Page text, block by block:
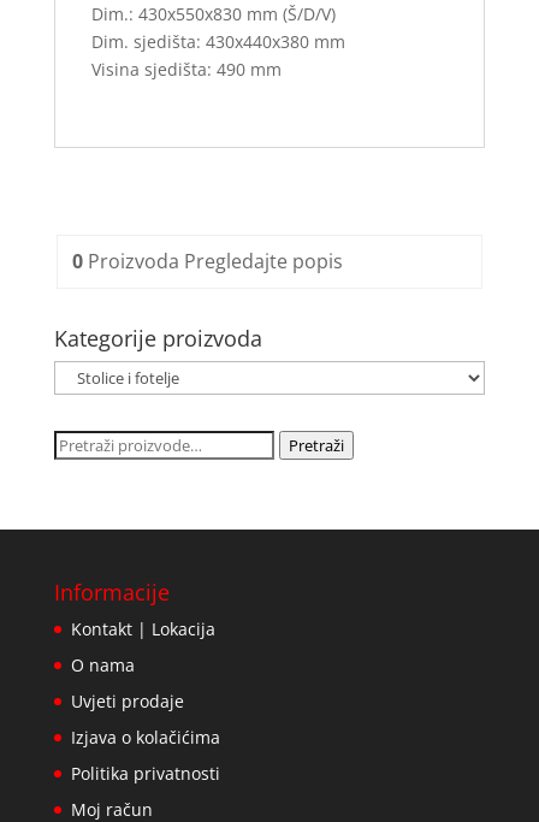
Dim.: 430x550x830 mm (Š/D/V)
Dim. sjedišta: 430x440x380 mm
Visina sjedišta: 490 mm
0Proizvoda Pregledajte popis
Kategorije proizvoda
Pretraži: Pretraži
Informacije
Kontakt | Lokacija
O nama
Uvjeti prodaje
Izjava o kolačićima
Politika privatnosti
Moj račun